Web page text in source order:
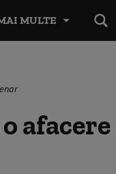
MULTE
afacere